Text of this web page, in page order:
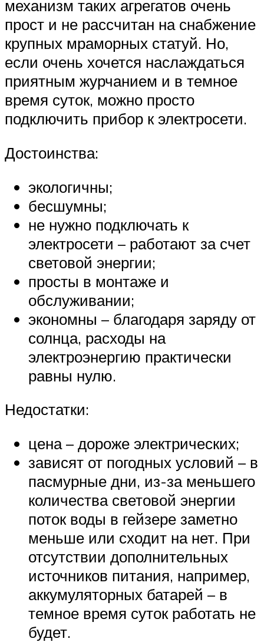
механизм таких агрегатов очень
прост и не рассчитан на снабжение
крупных мраморных статуй. Но,
если очень хочется наслаждаться
приятным журчанием и в темное
время суток, можно просто
подключить прибор к электросети.
Достоинства:
экологичны;
бесшумны;
не нужно подключать к
электросети – работают за счет
световой энергии;
просты в монтаже и
обслуживании;
экономны – благодаря заряду от
солнца, расходы на
электроэнергию практически
равны нулю.
Недостатки:
цена – дороже электрических;
зависят от погодных условий – в
пасмурные дни, из-за меньшего
количества световой энергии
поток воды в гейзере заметно
меньше или сходит на нет. При
отсутствии дополнительных
источников питания, например,
аккумуляторных батарей – в
темное время суток работать не
будет.